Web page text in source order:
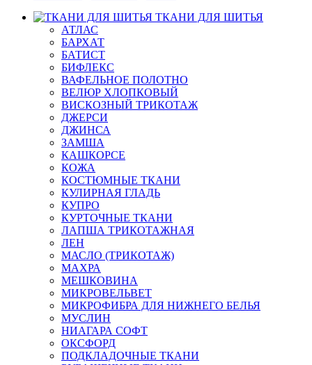
ТКАНИ ДЛЯ ШИТЬЯ
АТЛАС
БАРХАТ
БАТИСТ
БИФЛЕКС
ВАФЕЛЬНОЕ ПОЛОТНО
ВЕЛЮР ХЛОПКОВЫЙ
ВИСКОЗНЫЙ ТРИКОТАЖ
ДЖЕРСИ
ДЖИНСА
ЗАМША
КАШКОРСЕ
КОЖА
КОСТЮМНЫЕ ТКАНИ
КУЛИРНАЯ ГЛАДЬ
КУПРО
КУРТОЧНЫЕ ТКАНИ
ЛАПША ТРИКОТАЖНАЯ
ЛЕН
МАСЛО (ТРИКОТАЖ)
МАХРА
МЕШКОВИНА
МИКРОВЕЛЬВЕТ
МИКРОФИБРА ДЛЯ НИЖНЕГО БЕЛЬЯ
МУСЛИН
НИАГАРА СОФТ
ОКСФОРД
ПОДКЛАДОЧНЫЕ ТКАНИ